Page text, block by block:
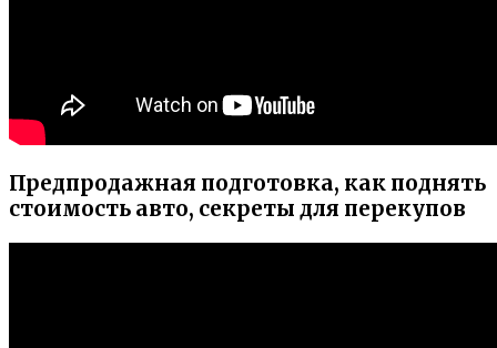
Предпродажная подготовка, как поднять
стоимость авто, секреты для перекупов